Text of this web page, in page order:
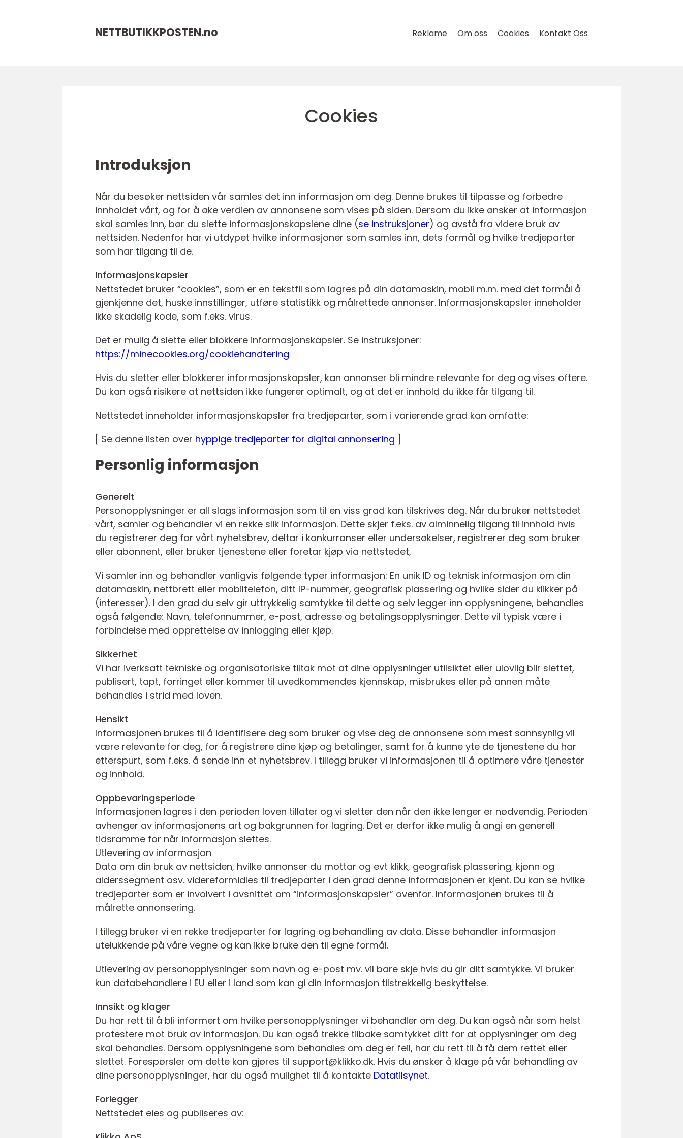
NETTBUTIKKPOSTEN.no Reklame Om oss Cookies Kontakt Oss
Cookies
Introduksjon
Når du besøker nettsiden vår samles det inn informasjon om deg. Denne brukes til tilpasse og forbedre
innholdet vårt, og for å øke verdien av annonsene som vises på siden. Dersom du ikke ønsker at informasjon
skal samles inn, bør du slette informasjonskapslene dine (se instruksjoner) og avstå fra videre bruk av
nettsiden. Nedenfor har vi utdypet hvilke informasjoner som samles inn, dets formål og hvilke tredjeparter
som har tilgang til de.
Informasjonskapsler
Nettstedet bruker “cookies”, som er en tekstfil som lagres på din datamaskin, mobil m.m. med det formål å
gjenkjenne det, huske innstillinger, utføre statistikk og målrettede annonser. Informasjonskapsler inneholder
ikke skadelig kode, som f.eks. virus.
Det er mulig å slette eller blokkere informasjonskapsler. Se instruksjoner:
https://minecookies.org/cookiehandtering
Hvis du sletter eller blokkerer informasjonskapsler, kan annonser bli mindre relevante for deg og vises oftere.
Du kan også risikere at nettsiden ikke fungerer optimalt, og at det er innhold du ikke får tilgang til.
Nettstedet inneholder informasjonskapsler fra tredjeparter, som i varierende grad kan omfatte:
[ Se denne listen over hyppige tredjeparter for digital annonsering ]
Personlig informasjon
Generelt
Personopplysninger er all slags informasjon som til en viss grad kan tilskrives deg. Når du bruker nettstedet
vårt, samler og behandler vi en rekke slik informasjon. Dette skjer f.eks. av alminnelig tilgang til innhold hvis
du registrerer deg for vårt nyhetsbrev, deltar i konkurranser eller undersøkelser, registrerer deg som bruker
eller abonnent, eller bruker tjenestene eller foretar kjøp via nettstedet,
Vi samler inn og behandler vanligvis følgende typer informasjon: En unik ID og teknisk informasjon om din
datamaskin, nettbrett eller mobiltelefon, ditt IP-nummer, geografisk plassering og hvilke sider du klikker på
(interesser). I den grad du selv gir uttrykkelig samtykke til dette og selv legger inn opplysningene, behandles
også følgende: Navn, telefonnummer, e-post, adresse og betalingsopplysninger. Dette vil typisk være i
forbindelse med opprettelse av innlogging eller kjøp.
Sikkerhet
Vi har iverksatt tekniske og organisatoriske tiltak mot at dine opplysninger utilsiktet eller ulovlig blir slettet,
publisert, tapt, forringet eller kommer til uvedkommendes kjennskap, misbrukes eller på annen måte
behandles i strid med loven.
Hensikt
Informasjonen brukes til å identifisere deg som bruker og vise deg de annonsene som mest sannsynlig vil
være relevante for deg, for å registrere dine kjøp og betalinger, samt for å kunne yte de tjenestene du har
etterspurt, som f.eks. å sende inn et nyhetsbrev. I tillegg bruker vi informasjonen til å optimere våre tjenester
og innhold.
Oppbevaringsperiode
Informasjonen lagres i den perioden loven tillater og vi sletter den når den ikke lenger er nødvendig. Perioden
avhenger av informasjonens art og bakgrunnen for lagring. Det er derfor ikke mulig å angi en generell
tidsramme for når informasjon slettes.
Utlevering av informasjon
Data om din bruk av nettsiden, hvilke annonser du mottar og evt klikk, geografisk plassering, kjønn og
alderssegment osv. videreformidles til tredjeparter i den grad denne informasjonen er kjent. Du kan se hvilke
tredjeparter som er involvert i avsnittet om “informasjonskapsler” ovenfor. Informasjonen brukes til å
målrette annonsering.
I tillegg bruker vi en rekke tredjeparter for lagring og behandling av data. Disse behandler informasjon
utelukkende på våre vegne og kan ikke bruke den til egne formål.
Utlevering av personopplysninger som navn og e-post mv. vil bare skje hvis du gir ditt samtykke. Vi bruker
kun databehandlere i EU eller i land som kan gi din informasjon tilstrekkelig beskyttelse.
Innsikt og klager
Du har rett til å bli informert om hvilke personopplysninger vi behandler om deg. Du kan også når som helst
protestere mot bruk av informasjon. Du kan også trekke tilbake samtykket ditt for at opplysninger om deg
skal behandles. Dersom opplysningene som behandles om deg er feil, har du rett til å få dem rettet eller
slettet. Forespørsler om dette kan gjøres til support@klikko.dk. Hvis du ønsker å klage på vår behandling av
dine personopplysninger, har du også mulighet til å kontakte Datatilsynet.
Forlegger
Nettstedet eies og publiseres av: